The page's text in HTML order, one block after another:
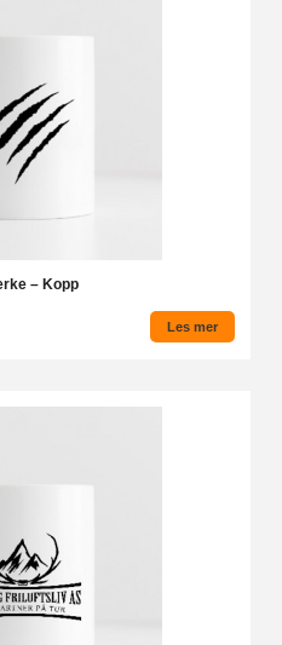
– Kopp
Les mer